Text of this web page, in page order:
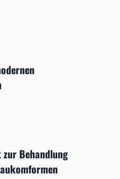
Behandlung